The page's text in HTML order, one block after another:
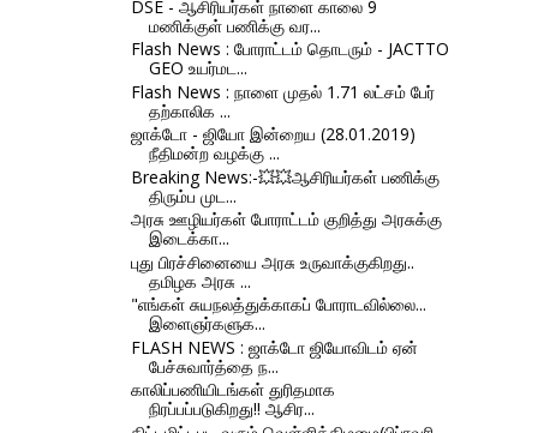
DSE - ஆசிரியர்கள் நாளை காலை 9
மணிக்குள் பணிக்கு வர...
Flash News : போராட்டம் தொடரும் - JACTTO
GEO உயர்மட...
Flash News : நாளை முதல் 1.71 லட்சம் பேர்
தற்காலிக ...
ஜாக்டோ - ஜியோ இன்றைய (28.01.2019)
நீதிமன்ற வழக்கு ...
Breaking News:-💥💥ஆசிரியர்கள் பணிக்கு
திரும்ப முட...
அரசு ஊழியர்கள் போராட்டம் குறித்து அரசுக்கு
இடைக்கா...
புது பிரச்சினையை அரசு உருவாக்குகிறது..
தமிழக அரசு ...
"எங்கள் சுயநலத்துக்காகப் போராடவில்லை...
இளைஞர்களுக...
FLASH NEWS : ஜாக்டோ ஜியோவிடம் ஏன்
பேச்சுவார்த்தை ந...
காலிப்பணியிடங்கள் துரிதமாக
நிரப்பப்படுகிறது!! ஆசிர...